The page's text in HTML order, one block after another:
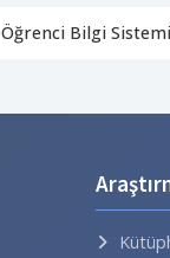
Öğrenci Bilgi Sistemi